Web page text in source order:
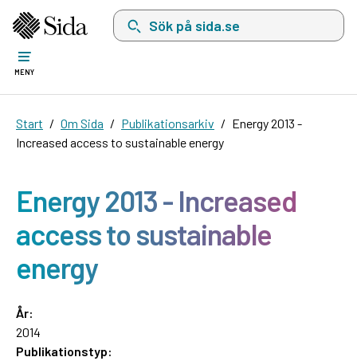
Sök på sida.se, sökförslag kommer att visas
MENY
Start Om Sida Publikationsarkiv
Energy 2013 -
Increased access to sustainable energy
Energy 2013 - Increased
access to sustainable
energy
År:
2014
Publikationstyp: